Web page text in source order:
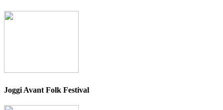
Joggi Avant Folk Festival